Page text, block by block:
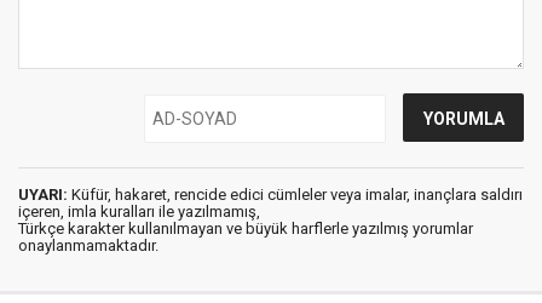
UYARI: Küfür, hakaret, rencide edici cümleler veya imalar, inançlara saldırı
içeren, imla kuralları ile yazılmamış,
Türkçe karakter kullanılmayan ve büyük harflerle yazılmış yorumlar
onaylanmamaktadır.